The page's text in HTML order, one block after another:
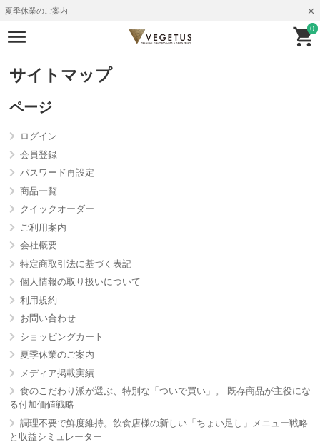
夏季休業のご案内
0
サイトマップ
ページ
ログイン
会員登録
パスワード再設定
商品一覧
クイックオーダー
ご利用案内
会社概要
特定商取引法に基づく表記
個人情報の取り扱いについて
利用規約
お問い合わせ
ショッピングカート
夏季休業のご案内
メディア掲載実績
食のこだわり派が選ぶ、特別な「ついで買い」。 既存商品が主役にな
る付加価値戦略
調理不要で鮮度維持。飲食店様の新しい「ちょい足し」メニュー戦略
と収益シミュレーター